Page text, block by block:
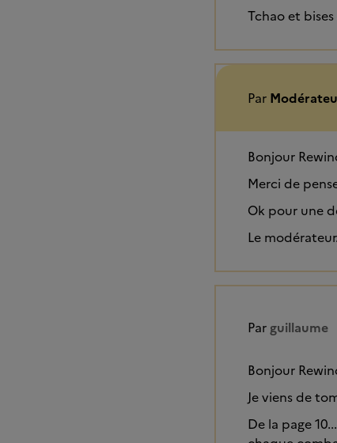
Tchao et
Par
Bonjour
Merci de
Ok pour une
Le modérateur.
Parguillaume
Bonjour
Je viens de
De la page